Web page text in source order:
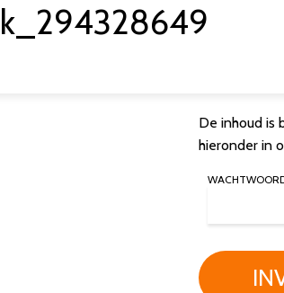
De inhoud is
hieronder in